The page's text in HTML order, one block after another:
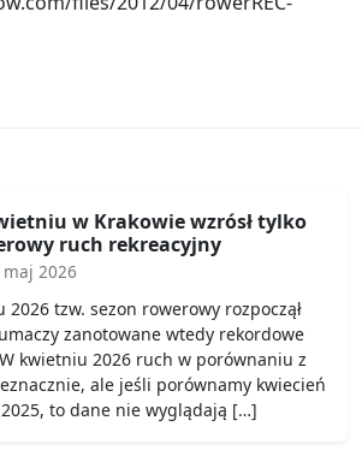
w Krakowie wzrósł tylko
ruch rekreacyjny
maj 2026
tzw. sezon rowerowy rozpoczął
zanotowane wtedy rekordowe
kwietniu 2026 ruch w porównaniu z
ale jeśli porównamy kwiecień
to dane nie wyglądają […]